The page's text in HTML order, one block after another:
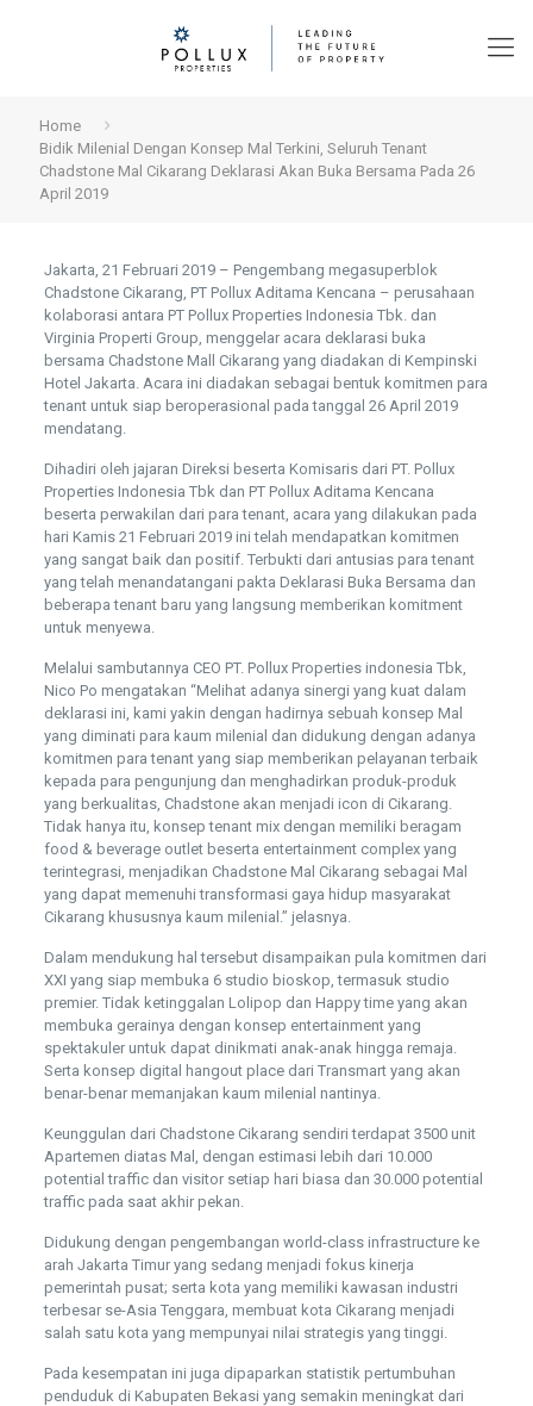
Home
Bidik Milenial Dengan Konsep Mal Terkini, Seluruh Tenant
Chadstone Mal Cikarang Deklarasi Akan Buka Bersama Pada 26
April 2019
Jakarta, 21 Februari 2019 – Pengembang megasuperblok
Chadstone Cikarang, PT Pollux Aditama Kencana – perusahaan
kolaborasi antara PT Pollux Properties Indonesia Tbk. dan
Virginia Properti Group, menggelar acara deklarasi buka
bersama Chadstone Mall Cikarang yang diadakan di Kempinski
Hotel Jakarta. Acara ini diadakan sebagai bentuk komitmen para
tenant untuk siap beroperasional pada tanggal 26 April 2019
mendatang.
Dihadiri oleh jajaran Direksi beserta Komisaris dari PT. Pollux
Properties Indonesia Tbk dan PT Pollux Aditama Kencana
beserta perwakilan dari para tenant, acara yang dilakukan pada
hari Kamis 21 Februari 2019 ini telah mendapatkan komitmen
yang sangat baik dan positif. Terbukti dari antusias para tenant
yang telah menandatangani pakta Deklarasi Buka Bersama dan
beberapa tenant baru yang langsung memberikan komitment
untuk menyewa.
Melalui sambutannya CEO PT. Pollux Properties indonesia Tbk,
Nico Po mengatakan “Melihat adanya sinergi yang kuat dalam
deklarasi ini, kami yakin dengan hadirnya sebuah konsep Mal
yang diminati para kaum milenial dan didukung dengan adanya
komitmen para tenant yang siap memberikan pelayanan terbaik
kepada para pengunjung dan menghadirkan produk-produk
yang berkualitas, Chadstone akan menjadi icon di Cikarang.
Tidak hanya itu, konsep tenant mix dengan memiliki beragam
food & beverage outlet beserta entertainment complex yang
terintegrasi, menjadikan Chadstone Mal Cikarang sebagai Mal
yang dapat memenuhi transformasi gaya hidup masyarakat
Cikarang khususnya kaum milenial.” jelasnya.
Dalam mendukung hal tersebut disampaikan pula komitmen dari
XXI yang siap membuka 6 studio bioskop, termasuk studio
premier. Tidak ketinggalan Lolipop dan Happy time yang akan
membuka gerainya dengan konsep entertainment yang
spektakuler untuk dapat dinikmati anak-anak hingga remaja.
Serta konsep digital hangout place dari Transmart yang akan
benar-benar memanjakan kaum milenial nantinya.
Keunggulan dari Chadstone Cikarang sendiri terdapat 3500 unit
Apartemen diatas Mal, dengan estimasi lebih dari 10.000
potential traffic dan visitor setiap hari biasa dan 30.000 potential
traffic pada saat akhir pekan.
Didukung dengan pengembangan world-class infrastructure ke
arah Jakarta Timur yang sedang menjadi fokus kinerja
pemerintah pusat; serta kota yang memiliki kawasan industri
terbesar se-Asia Tenggara, membuat kota Cikarang menjadi
salah satu kota yang mempunyai nilai strategis yang tinggi.
Pada kesempatan ini juga dipaparkan statistik pertumbuhan
penduduk di Kabupaten Bekasi yang semakin meningkat dari